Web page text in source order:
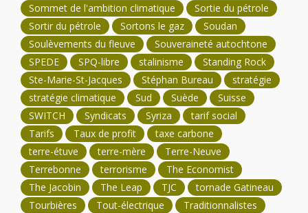
Sommet de l'ambition climatique
Sortie du pétrole
Sortir du pétrole
Sortons le gaz
Soudan
Soulèvements du fleuve
Souveraineté autochtone
SPEDE
SPQ-libre stalinisme
Standing Rock
Ste-Marie-St-Jacques
Stéphan Bureau
stratégie
stratégie climatique
Sud Suède
Suisse
SWITCH
Syndicats Syriza
tarif social
Tarifs
Taux de profit
taxe carbone
terre-étuve
terre-mère
Terre-Neuve
Terrebonne
terrorisme
The Economist
The Jacobin
The Leap TJC
tornade Gatineau
Tourbières
Tout-électrique
Traditionnalistes